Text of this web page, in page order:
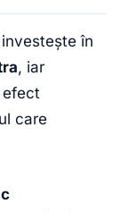
în
, iar
care